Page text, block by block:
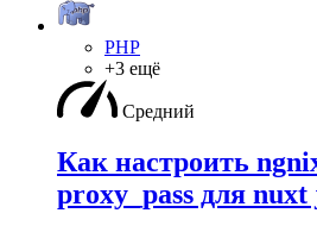
PHP
+3 ещё
Средний
Как настроить
proxy_pass для nuxt